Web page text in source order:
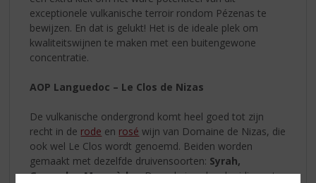
exceptionele vulkanische terroir rondom Pézenas te
bewijzen. En dat is gelukt! Het is de ideale plek om
kwaliteitswijnen te maken met een buitengewone
concentratie.
AOP Languedoc – Le Clos de Nizas
De vulkanische ondergrond komt heel goed tot zijn
recht in de rode en rosé wijn van Domaine de Nizas, die
ook wel Le Clos wordt genoemd. Beiden worden
gemaakt met dezelfde druivensoorten: Syrah,
Grenache, Mourvèdre.De rode is gul en kruidig met